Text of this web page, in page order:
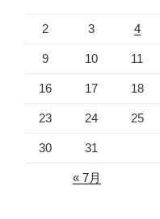
2 3 4
9 10 11
16 17 18
23 24 25
30 31
« 7月